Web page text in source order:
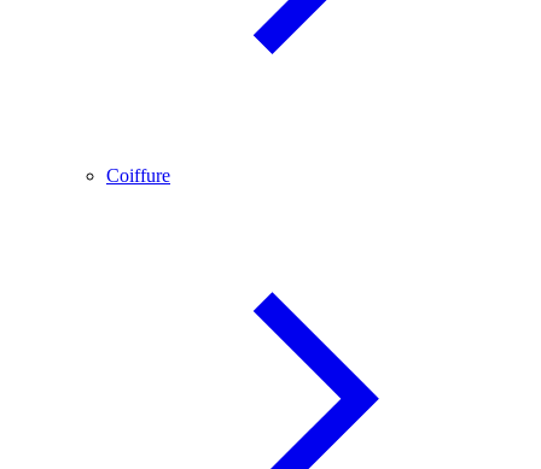
Coiffure